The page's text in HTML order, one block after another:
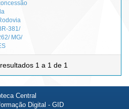
381/
MG/
1 a 1 de 1
Central
Digital - GID